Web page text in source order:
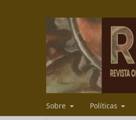
Sobre Políticas